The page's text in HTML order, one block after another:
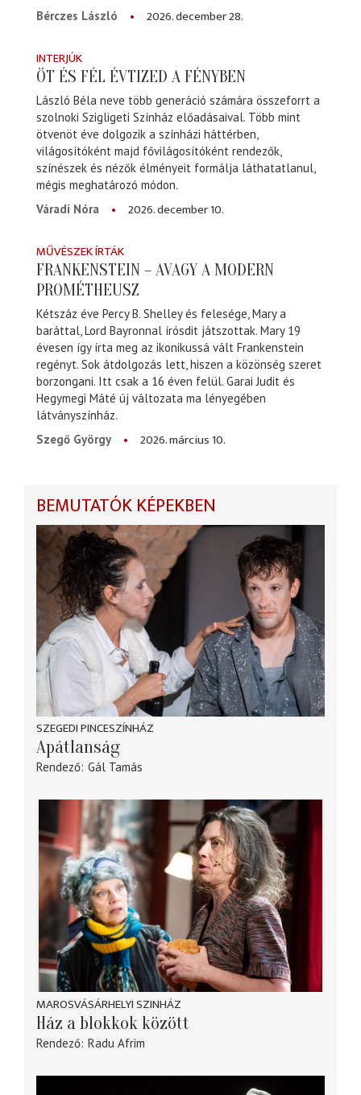
Bérczes László
2026. december 28.
INTERJÚK
ÖT ÉS FÉL ÉVTIZED A FÉNYBEN
László Béla neve több generáció számára összeforrt a
szolnoki Szigligeti Színház előadásaival. Több mint
ötvenöt éve dolgozik a színházi háttérben,
világosítóként majd fővilágosítóként rendezők,
színészek és nézők élményeit formálja láthatatlanul,
mégis meghatározó módon.
Váradi Nóra
2026. december 10.
MŰVÉSZEK ÍRTÁK
FRANKENSTEIN – AVAGY A MODERN
PROMÉTHEUSZ
Kétszáz éve Percy B. Shelley és felesége, Mary a
baráttal, Lord Bayronnal írósdit játszottak. Mary 19
évesen így írta meg az ikonikussá vált Frankenstein
regényt. Sok átdolgozás lett, hiszen a közönség szeret
borzongani. Itt csak a 16 éven felül. Garai Judit és
Hegymegi Máté új változata ma lényegében
látványszínház.
Szegő György
2026. március 10.
BEMUTATÓK KÉPEKBEN
SZEGEDI PINCESZÍNHÁZ
Apátlanság
Rendező Gál Tamás
MAROSVÁSÁRHELYI SZINHÁZ
Ház a blokkok között
Rendező Radu Afrim